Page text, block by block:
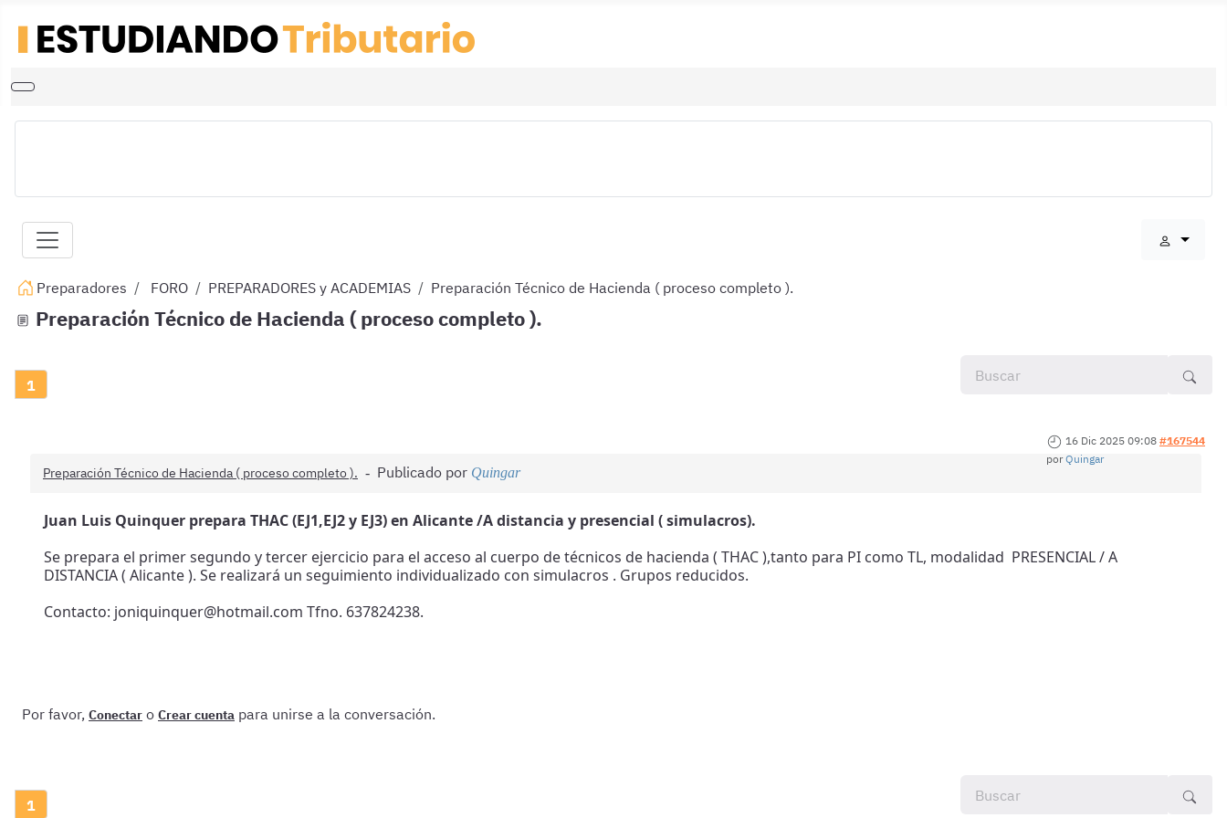
Preparadores FORO PREPARADORES y ACADEMIAS Preparación Técnico de Hacienda ( proceso completo ).
Preparación Técnico de Hacienda ( proceso completo ).
1
16 Dic 2025 09:08 #167544
porQuingar
Preparación Técnico de Hacienda ( proceso completo ). Publicado por Quingar
Juan Luis Quinquer prepara THAC (EJ1,EJ2 y EJ3) en Alicante /A distancia y presencial ( simulacros).
Se prepara el primer segundo y tercer ejercicio para el acceso al cuerpo de técnicos de hacienda ( THAC ),tanto para PI como TL, modalidad PRESENCIAL / A
DISTANCIA ( Alicante ). Se realizará un seguimiento individualizado con simulacros . Grupos reducidos.
Contacto: joniquinquer@hotmail.com Tfno. 637824238.
Por favor, Conectar o Crear cuenta para unirse a la conversación.
1